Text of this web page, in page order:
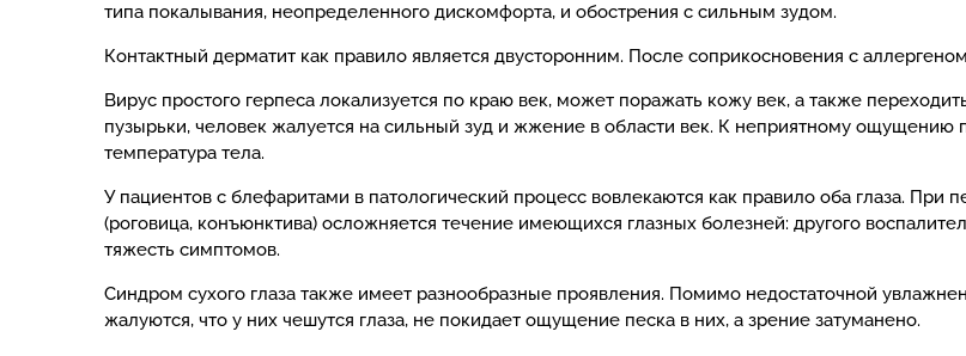
типа покалывания, неопределенного дискомфорта, и обострения с сильным зудом.
Контактный дерматит как правило является двусторонним. После соприкосновения с
Вирус простого герпеса локализуется по краю век, может поражать кожу век, а также
пузырьки, человек жалуется на сильный зуд и жжение в области век. К неприятному ощущению
температура тела.
У пациентов с блефаритами в патологический процесс вовлекаются как правило оба глаза. При
(роговица, конъюнктива) осложняется течение имеющихся глазных болезней: другого
тяжесть симптомов.
Синдром сухого глаза также имеет разнообразные проявления. Помимо недостаточной
жалуются, что у них чешутся глаза, не покидает ощущение песка в них, а зрение затуманено.